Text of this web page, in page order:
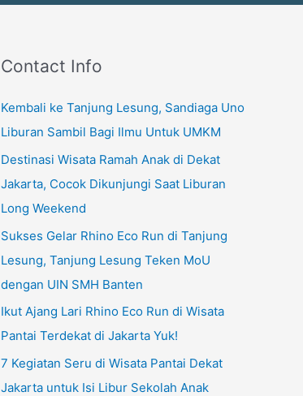
Contact Info
Kembali ke Tanjung Lesung, Sandiaga Uno
Liburan Sambil Bagi Ilmu Untuk UMKM
Destinasi Wisata Ramah Anak di Dekat
Jakarta, Cocok Dikunjungi Saat Liburan
Long Weekend
Sukses Gelar Rhino Eco Run di Tanjung
Lesung, Tanjung Lesung Teken MoU
dengan UIN SMH Banten
Ikut Ajang Lari Rhino Eco Run di Wisata
Pantai Terdekat di Jakarta Yuk!
7 Kegiatan Seru di Wisata Pantai Dekat
Jakarta untuk Isi Libur Sekolah Anak